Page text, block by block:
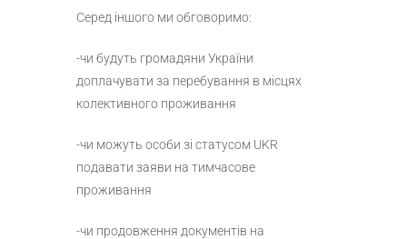
Серед іншого ми обговоримо:
-чи будуть громадяни України
доплачувати за перебування в місцях
колективного проживання
-чи можуть особи зі статусом UKR
подавати заяви на тимчасове
проживання
-чи продовження документів на